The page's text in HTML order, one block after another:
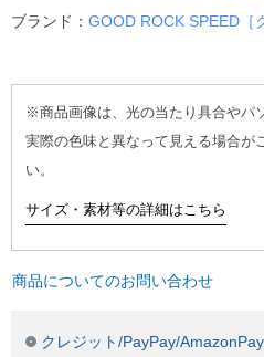
ブランド： GOOD ROCK SPEED［
※商品画像は、光の当たり具合やパ
実際の色味と異なって見える場合が
い。
サイズ・素材等の詳細はこちら
商品についてのお問い合わせ
クレジット/PayPay/